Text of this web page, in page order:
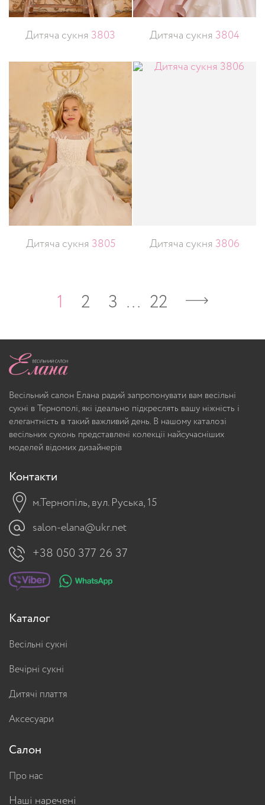
Дитяча сукня 3803 Дитяча сукня 3804
Дитяча сукня 3805 Дитяча сукня 3806
1 2 3 … 22
Весільний салон Елана радий запропонувати вам весільні
сукні в Тернополі, які ідеально підкреслять вашу ніжність і
елегантність в такий важливий день. В нашому каталозі
весільних суконь представлені колекції найсучасніших
моделей відомих дизайнерів
Контакти
м.Тернопіль, вул. Руська, 15
salon-elana@ukr.net
+38 050 377 26 37
Каталог
Весільні сукні
Вечірні сукні
Дитячі плаття
Аксесуари
Салон
Про нас
Наші наречені